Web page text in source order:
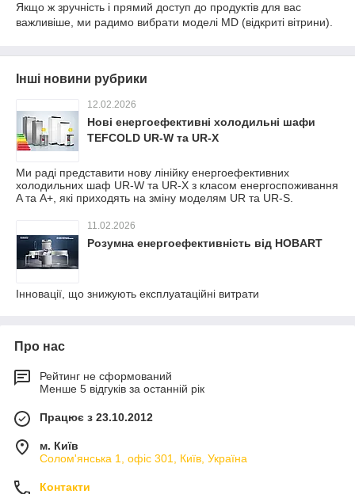
Якщо ж зручність і прямий доступ до продуктів для вас
важливіше, ми радимо вибрати моделі MD (відкриті вітрини).
Інші новини рубрики
12.02.2026
Нові енергоефективні холодильні шафи
TEFCOLD UR-W та UR-X
Ми раді представити нову лінійку енергоефективних
холодильних шаф UR-W та UR-X з класом енергоспоживання
A та A+, які приходять на зміну моделям UR та UR-S.
11.02.2026
Розумна енергоефективність від HOBART
Інновації, що знижують експлуатаційні витрати
Про нас
Рейтинг не сформований
Менше 5 відгуків за останній рік
Працює з 23.10.2012
м. Київ
Солом'янська 1, офіс 301, Київ, Україна
Контакти